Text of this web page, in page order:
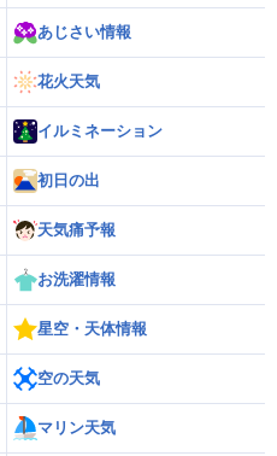
あじさい情報
花火天気
イルミネーション
初日の出
天気痛予報
お洗濯情報
星空・天体情報
空の天気
マリン天気